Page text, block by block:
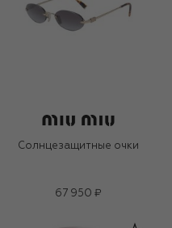
Солнцезащитные очки
67 950 ₽